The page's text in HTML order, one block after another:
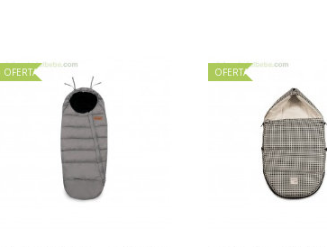
OFERTA OFERTA